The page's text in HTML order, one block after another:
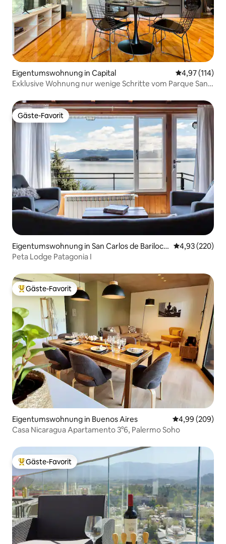
Eigentumswohnung in Capital
4,97 (114)
Exklusive Wohnung nur wenige Schritte vom Parque San
Gäste-Favorit
Gäste-Favorit
Eigentumswohnung in San Carlos de Bariloch
e
4,93 (220)
Peta Lodge Patagonia I
Beliebter Gäste-Favorit.
Gäste-Favorit
Eigentumswohnung in Buenos Aires
4,99 (209)
Casa Nicaragua Apartamento 3°6, Palermo Soho
Beliebter Gäste-Favorit.
Gäste-Favorit